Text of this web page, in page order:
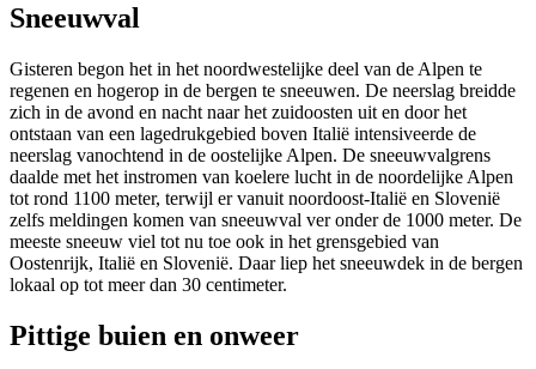
Sneeuwval
Gisteren begon het in het noordwestelijke deel van de Alpen te
regenen en hogerop in de bergen te sneeuwen. De neerslag breidde
zich in de avond en nacht naar het zuidoosten uit en door het
ontstaan van een lagedrukgebied boven Italië intensiveerde de
neerslag vanochtend in de oostelijke Alpen. De sneeuwvalgrens
daalde met het instromen van koelere lucht in de noordelijke Alpen
tot rond 1100 meter, terwijl er vanuit noordoost-Italië en Slovenië
zelfs meldingen komen van sneeuwval ver onder de 1000 meter. De
meeste sneeuw viel tot nu toe ook in het grensgebied van
Oostenrijk, Italië en Slovenië. Daar liep het sneeuwdek in de bergen
lokaal op tot meer dan 30 centimeter.
Pittige buien en onweer